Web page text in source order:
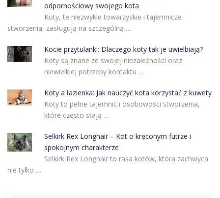
odpornościowy swojego kota
Koty, te niezwykle towarzyskie i tajemnicze
stworzenia, zasługują na szczególną …
Kocie przytulanki: Dlaczego koty tak je uwielbiają?
Koty są znane ze swojej niezależności oraz
niewielkiej potrzeby kontaktu …
Koty a łazienka: Jak nauczyć kota korzystać z kuwety
Koty to pełne tajemnic i osobowości stworzenia,
które często stają …
Selkirk Rex Longhair – Kot o kręconym futrze i
spokojnym charakterze
Selkirk Rex Longhair to rasa kotów, która zachwyca
nie tylko …